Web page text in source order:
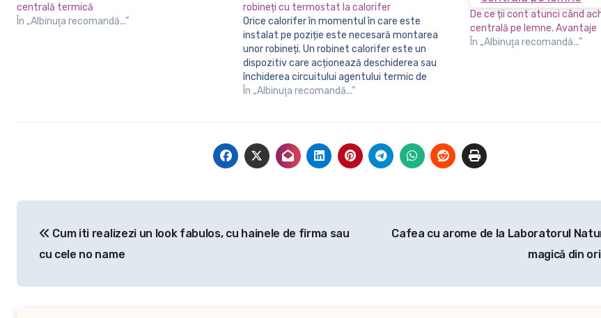
centrală termică
În „Albinuţa recomandă...”
robineți cu termostat la calorifer
Orice calorifer în momentul în care este
instalat pe poziție este necesară montarea
unor robineți. Un robinet calorifer este un
dispozitiv care acționează deschiderea sau
închiderea circuitului agentului termic de
încălzire prin conductele de alimentare. Scopul
În „Albinuţa recomandă...”
De ce ții cont atunci când
centrală pe lemne. Avantaje
În „Albinuţa recomandă...”
Cum iti realizezi un look fabulos, cu hainele de firma sau
cu cele no name
Cafea cu arome de la Laboratorul
magică din